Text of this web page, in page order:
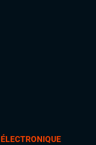
ÉLECTRONIQUE